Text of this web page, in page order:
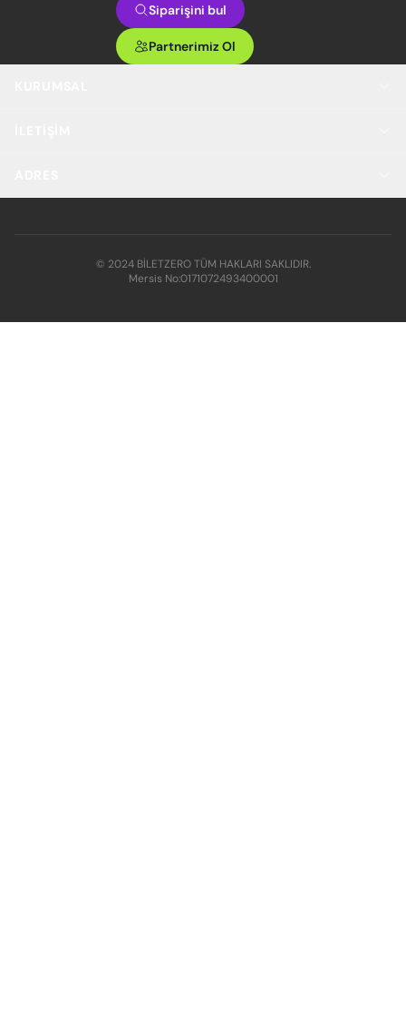
Siparişini bul
Partnerimiz Ol
© 2024 BİLETZERO TÜM HAKLARI SAKLIDIR.
Mersis No:0171072493400001